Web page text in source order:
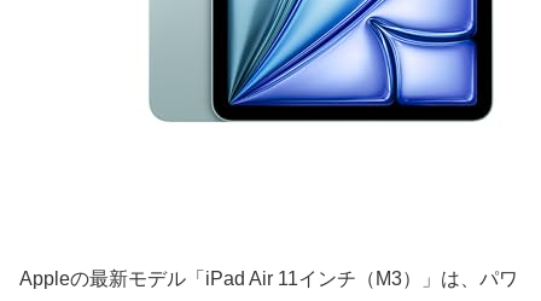
Appleの最新モデル「iPad Air 11インチ（M3）」は、パワ